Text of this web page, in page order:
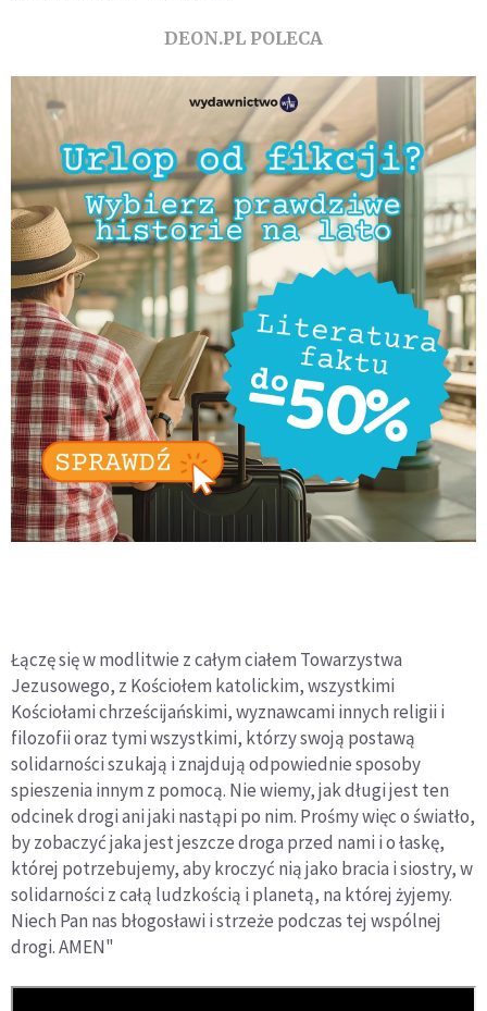
DEON.PL POLECA
Łączę się w modlitwie z całym ciałem Towarzystwa
Jezusowego, z Kościołem katolickim, wszystkimi
Kościołami chrześcijańskimi, wyznawcami innych religii i
filozofii oraz tymi wszystkimi, którzy swoją postawą
solidarności szukają i znajdują odpowiednie sposoby
spieszenia innym z pomocą. Nie wiemy, jak długi jest ten
odcinek drogi ani jaki nastąpi po nim. Prośmy więc o światło,
by zobaczyć jaka jest jeszcze droga przed nami i o łaskę,
której potrzebujemy, aby kroczyć nią jako bracia i siostry, w
solidarności z całą ludzkością i planetą, na której żyjemy.
Niech Pan nas błogosławi i strzeże podczas tej wspólnej
drogi. AMEN"